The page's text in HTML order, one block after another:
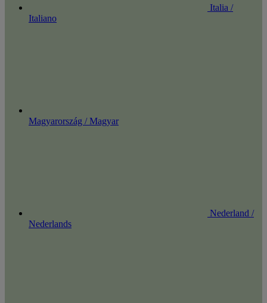
Italia /
Italiano
Magyarország / Magyar
Nederland /
Nederlands